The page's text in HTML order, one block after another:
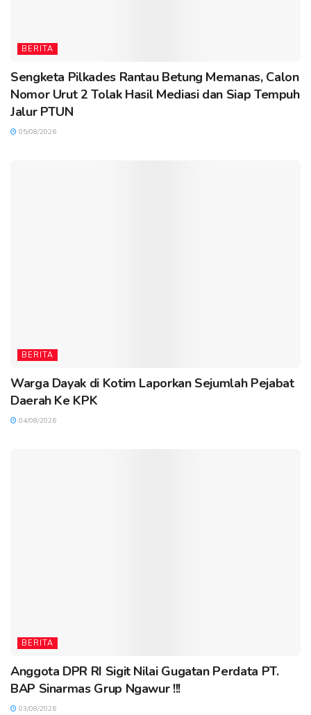
BERITA
Sengketa Pilkades Rantau Betung Memanas, Calon
Nomor Urut 2 Tolak Hasil Mediasi dan Siap Tempuh
Jalur PTUN
05/08/2026
BERITA
Warga Dayak di Kotim Laporkan Sejumlah Pejabat
Daerah Ke KPK
04/08/2026
BERITA
Anggota DPR RI Sigit Nilai Gugatan Perdata PT.
BAP Sinarmas Grup Ngawur !!!
03/08/2026